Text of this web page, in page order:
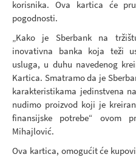
korisnika. Ova kartica će
pogodnosti.
„Kako je Sberbank na
inovativna banka koja teži
usluga, u duhu navedenog
Kartica. Smatramo da je
karakteristikama jedinstvena
nudimo proizvod koji je
finansijske potrebe“ ovom
Mihajlović.
Ova kartica, omogućit će